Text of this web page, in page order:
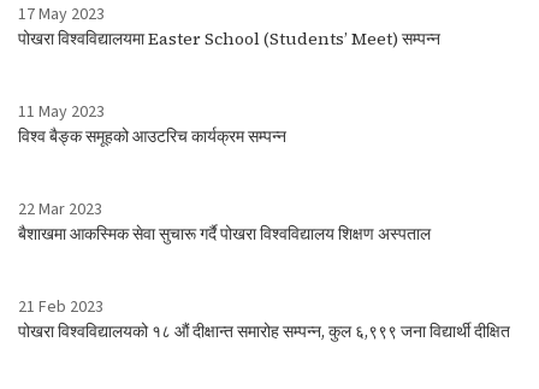
17 May 2023
पोखरा विश्वविद्यालयमा Easter School (Students’ Meet) सम्पन्न
11 May 2023
विश्व बैङ्क समूहको आउटरिच कार्यक्रम सम्पन्न
22 Mar 2023
बैशाखमा आकस्मिक सेवा सुचारू गर्दै पोखरा विश्वविद्यालय शिक्षण अस्पताल
21 Feb 2023
पोखरा विश्वविद्यालयको १८ औं दीक्षान्त समारोह सम्पन्न, कुल ६,९९९ जना विद्यार्थी दीक्षित